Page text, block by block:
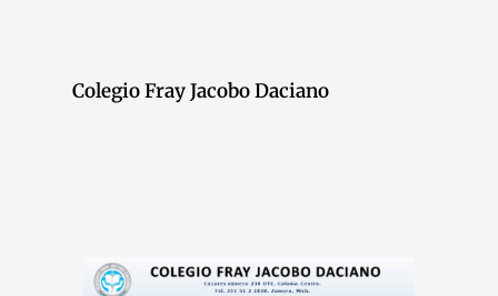
Colegio Fray Jacobo Daciano